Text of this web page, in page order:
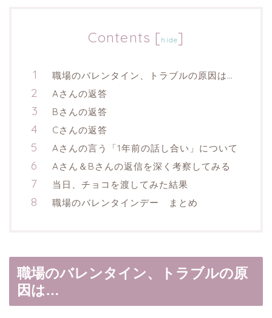
Contents [ hide]
職場のバレンタイン、トラブルの原因は…
Aさんの返答
Bさんの返答
Cさんの返答
Aさんの言う「1年前の話し合い」について
Aさん＆Bさんの返信を深く考察してみる
当日、チョコを渡してみた結果
職場のバレンタインデー まとめ
職場のバレンタイン、トラブルの原
因は…